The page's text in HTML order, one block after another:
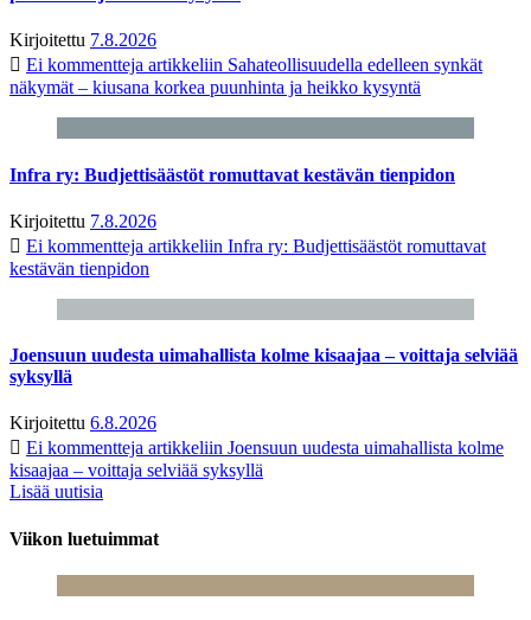
Kirjoitettu 7.8.2026
Ei kommentteja artikkeliin Sahateollisuudella edelleen synkät
näkymät – kiusana korkea puunhinta ja heikko kysyntä
Infra ry: Budjettisäästöt romuttavat kestävän tienpidon
Kirjoitettu 7.8.2026
Ei kommentteja artikkeliin Infra ry: Budjettisäästöt romuttavat
kestävän tienpidon
Joensuun uudesta uimahallista kolme kisaajaa – voittaja selviää
syksyllä
Kirjoitettu 6.8.2026
Ei kommentteja artikkeliin Joensuun uudesta uimahallista kolme
kisaajaa – voittaja selviää syksyllä
Lisää uutisia
Viikon luetuimmat